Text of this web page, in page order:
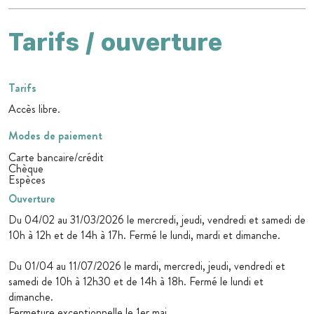
Tarifs / ouverture
Tarifs
Accès libre.
Modes de paiement
Carte bancaire/crédit
Chèque
Espèces
Ouverture
Du 04/02 au 31/03/2026 le mercredi, jeudi, vendredi et samedi de
10h à 12h et de 14h à 17h. Fermé le lundi, mardi et dimanche.
Du 01/04 au 11/07/2026 le mardi, mercredi, jeudi, vendredi et
samedi de 10h à 12h30 et de 14h à 18h. Fermé le lundi et
dimanche.